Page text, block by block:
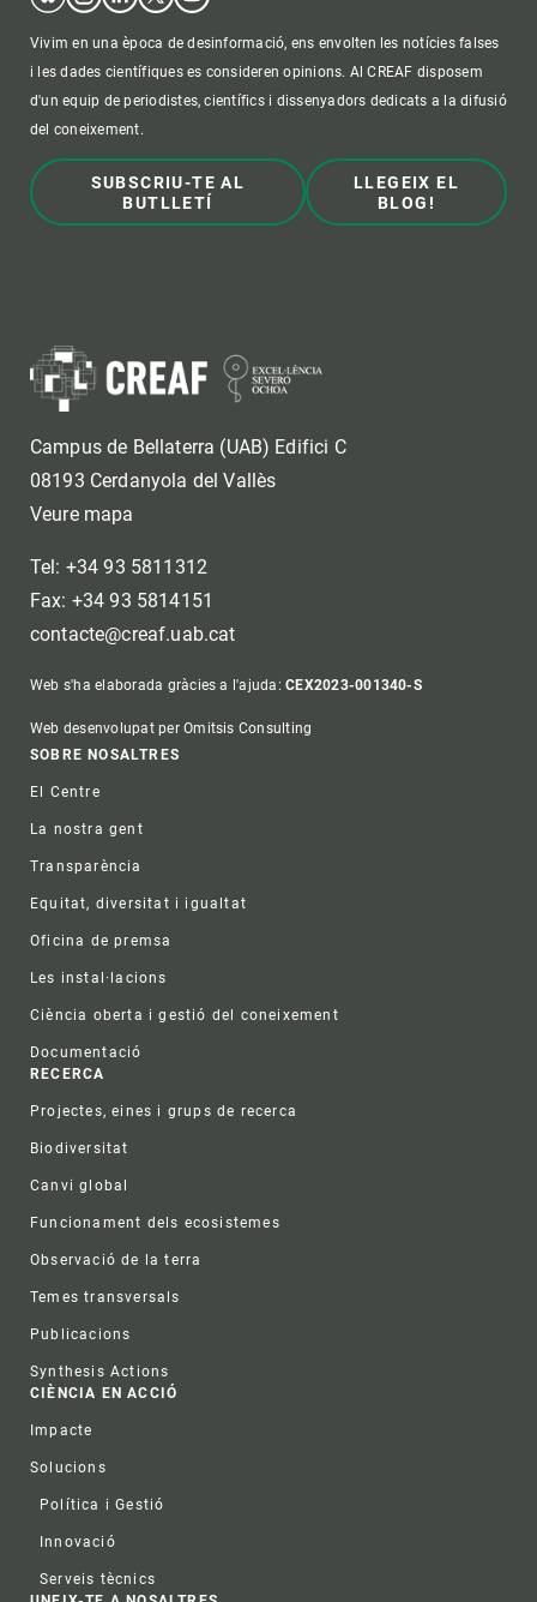
Vivim en una època de desinformació, ens envolten les notícies falses
i les dades científiques es consideren opinions. Al CREAF disposem
d'un equip de periodistes, científics i dissenyadors dedicats a la difusió
del coneixement.
SUBSCRIU-TE AL
BUTLLETÍ
LLEGEIX EL
BLOG!
Campus de Bellaterra (UAB) Edifici C
08193 Cerdanyola del Vallès
Veure mapa
Tel: +34 93 5811312
Fax: +34 93 5814151
contacte@creaf.uab.cat
Web s'ha elaborada gràcies a l'ajuda:CEX2023-001340-S
Web desenvolupat per Omitsis Consulting
Footer
SOBRE NOSALTRES
El Centre
La nostra gent
Transparència
Equitat, diversitat i igualtat
Oficina de premsa
Les instal·lacions
Ciència oberta i gestió del coneixement
Documentació
RECERCA
Projectes, eines i grups de recerca
Biodiversitat
Canvi global
Funcionament dels ecosistemes
Observació de la terra
Temes transversals
Publicacions
Synthesis Actions
CIÈNCIA EN ACCIÓ
Impacte
Solucions
Política i Gestió
Innovació
Serveis tècnics